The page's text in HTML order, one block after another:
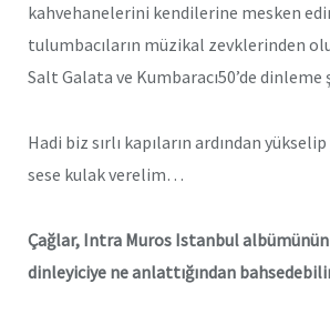
kahvehanelerini kendilerine mesken
tulumbacıların müzikal zevklerinden
Salt Galata ve Kumbaracı50’de dinleme
Hadi biz sırlı kapıların ardından
sese kulak verelim…
Çağlar, Intra Muros Istanbul
dinleyiciye ne anlattığından